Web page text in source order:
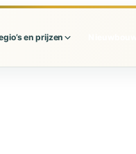
en prijzen